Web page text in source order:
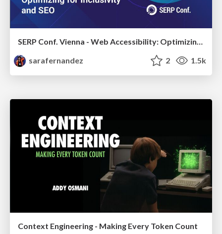
SERP Conf. Vienna - Web Accessibility: Optimizing for Inclusivity and SEO
sarafernandez
2 1.5k
Context Engineering - Making Every Token Count